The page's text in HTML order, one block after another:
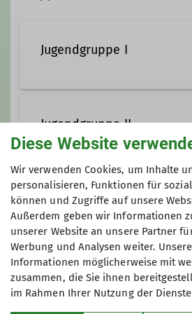
Zusatzqualifikation
Sportklettern
Ämter
Jugendreferent*in
Mitglied Jugendausschuss
Jugendgruppe I
klettererfahreneren
beginnenden
unserer Gruppe immer
neue Gesichter in
Kletterbegeisterten
sich über die Jahre
Kern von
angesichts dieser
vorhandenen
auch
Jugendgruppe II
Unsere Gruppe
zehn 11- bis 13-
boulderbegeisterten
letzten Jahr gab es
Trainierteam und wir
begrüßen und Marie
Durch Jules
vier neue Jugendliche
Kindergruppe
Im Lauf des letzten
bei uns getan: Wir
aufgenommen, aber
Diese Website
Wir verwenden Cookies, um Inhalte
personalisieren, Funktionen für
können und Zugriffe auf unsere
Außerdem geben wir Informationen
unserer Website an unsere Partner
Werbung und Analysen weiter.
Informationen möglicherweise mit
zusammen, die Sie ihnen
im Rahmen Ihrer Nutzung der